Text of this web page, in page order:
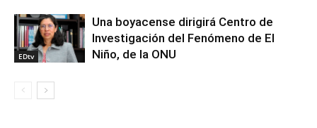
EDtv
Una boyacense dirigirá Centro de
Investigación del Fenómeno de El
Niño, de la ONU